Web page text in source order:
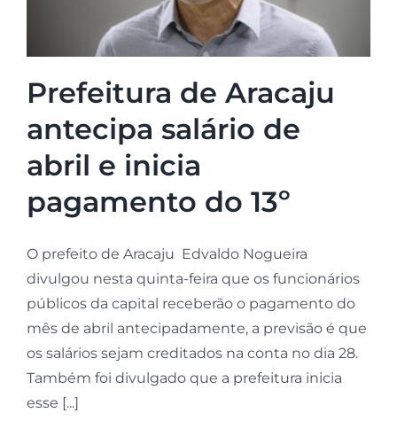
Prefeitura de Aracaju
antecipa salário de
abril e inicia
pagamento do 13º
O prefeito de Aracaju Edvaldo Nogueira
divulgou nesta quinta-feira que os funcionários
públicos da capital receberão o pagamento do
mês de abril antecipadamente, a previsão é que
os salários sejam creditados na conta no dia 28.
Também foi divulgado que a prefeitura inicia
esse [...]